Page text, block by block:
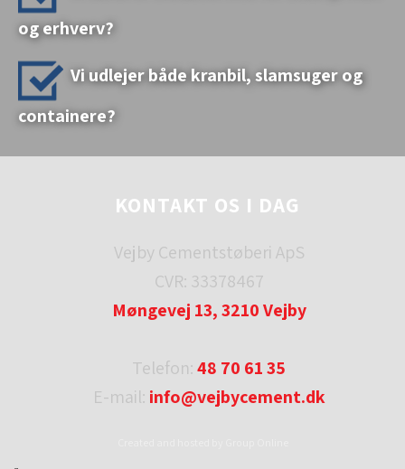
og erhve​rv?
Vi udlejer både kranbil, slamsuger og
containere?
KONTAKT OS I DAG
Vejby Cementstøberi ApS
CVR: 33378467
Møngevej 13, 3210 Vejby
Telefon:48 70 61 35
E-mail: info@vejbycement.dk